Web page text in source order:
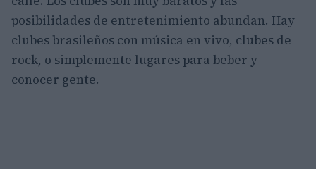
posibilidades de entretenimiento abundan. Hay
clubes brasileños con música en vivo, clubes de
rock, o simplemente lugares para beber y
conocer gente.